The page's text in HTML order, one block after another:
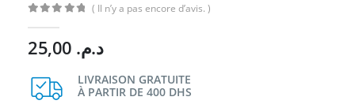
( Il n’y a pas encore d’avis. )
د.م.
LIVRAISON GRATUITE
À PARTIR DE 400 DHS